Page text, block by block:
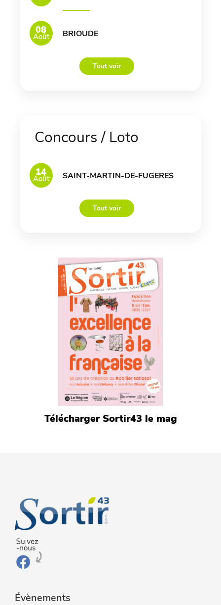
08
Août BRIOUDE
Tout voir
Concours / Loto
14
Août SAINT-MARTIN-DE-FUGERES
Tout voir
Télécharger Sortir43 le mag
Évènements